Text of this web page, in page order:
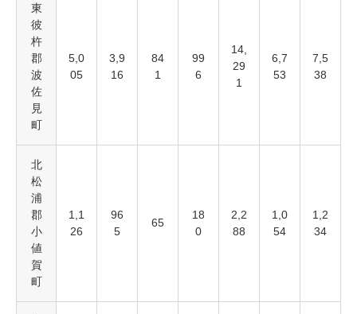
東
彼
杵
郡
波
佐
見
町
5,0
05
3,9
16
84
1
99
6
14,
29
1
6,7
53
7,5
38
北
松
浦
郡
小
値
賀
町
1,1
26
96
5
65
18
0
2,2
88
1,0
54
1,2
34